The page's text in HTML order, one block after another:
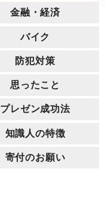
金融・経済
バイク
防犯対策
思ったこと
プレゼン成功法
知識人の特徴
寄付のお願い